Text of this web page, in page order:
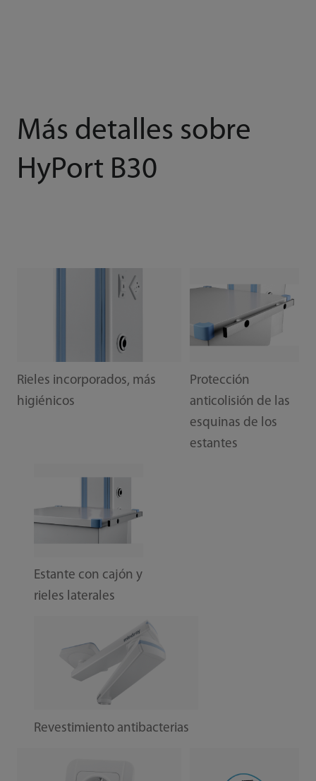
Más detalles sobre
HyPort B30
Rieles incorporados, más
higiénicos
Protección
anticolisión de las
esquinas de los
estantes
Estante con cajón y
rieles laterales
Revestimiento antibacterias